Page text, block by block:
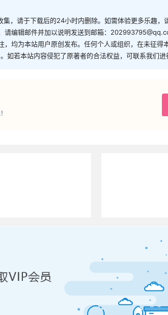
，请于下载后的24小时内删除。如需体验更多乐趣，
请编辑邮件并加以说明发送到邮箱：
，均为本站用户原创发布。任何个人或组织，在未征
如若本站内容侵犯了原著者的合法权益，可联系我们进